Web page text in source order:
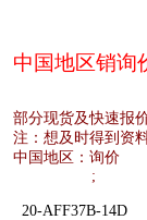
中国地区销询
部分现货及快速报
注：想及时得到资
中国地区： 询价
;
20-AFF37B-14D